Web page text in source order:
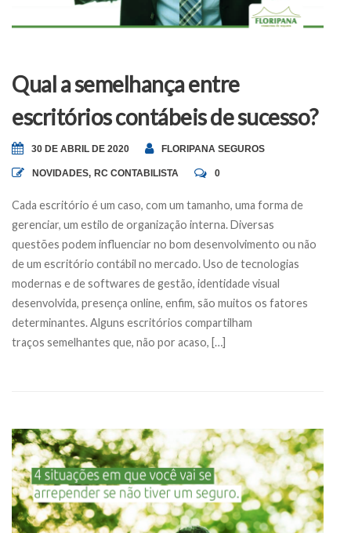
Qual a semelhança entre
escritórios contábeis de sucesso?
30 DE ABRIL DE 2020 FLORIPANA SEGUROS
NOVIDADES, RC CONTABILISTA 0
Cada escritório é um caso, com um tamanho, uma forma de
gerenciar, um estilo de organização interna. Diversas
questões podem influenciar no bom desenvolvimento ou não
de um escritório contábil no mercado. Uso de tecnologias
modernas e de softwares de gestão, identidade visual
desenvolvida, presença online, enfim, são muitos os fatores
determinantes. Alguns escritórios compartilham
traços semelhantes que, não por acaso, […]